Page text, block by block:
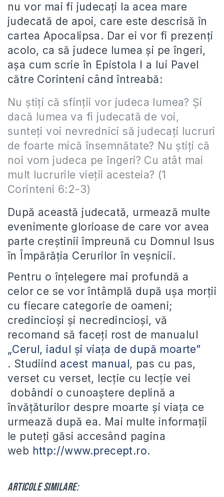
nu vor mai fi judecaţi la acea mare
judecată de apoi, care este descrisă în
cartea Apocalipsa. Dar ei vor fi prezenţi
acolo, ca să judece lumea şi pe îngeri,
aşa cum scrie în Epistola I a lui Pavel
către Corinteni când întreabă:
Nu ştiţi că sfinţii vor judeca lumea? Şi
dacă lumea va fi judecată de voi,
sunteţi voi nevrednici să judecaţi lucruri
de foarte mică însemnătate? Nu ştiţi că
noi vom judeca pe îngeri? Cu atât mai
mult lucrurile vieţii acesteia? (1
Corinteni 6:2-3)
După această judecată, urmează multe
evenimente glorioase de care vor avea
parte creştinii împreună cu Domnul Isus
în Împărăţia Cerurilor în veşnicii.
Pentru o înţelegere mai profundă a
celor ce se vor întâmplă după uşa morţii
cu fiecare categorie de oameni;
credincioşi şi necredincioşi, vă
recomand să faceţi rost de manualul
„Cerul, iadul şi viaţa de după moarte”
. Studiind acest manual , pas cu pas,
verset cu verset, lecție cu lecție vei
dobândi o cunoaștere deplină a
învățăturilor despre moarte și viața ce
urmează după ea. Mai multe informații
le puteți găsi accesând pagina
web http://www.precept.ro.
Articole similare: